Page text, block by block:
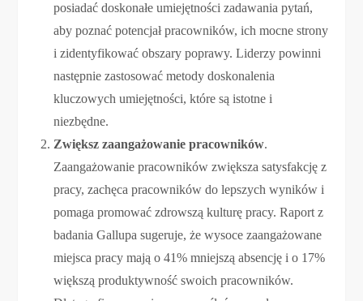
posiadać doskonałe umiejętności zadawania pytań,
aby poznać potencjał pracowników, ich mocne strony
i zidentyfikować obszary poprawy. Liderzy powinni
następnie zastosować metody doskonalenia
kluczowych umiejętności, które są istotne i
niezbędne.
Zwiększ zaangażowanie pracowników.
Zaangażowanie pracowników zwiększa satysfakcję z
pracy, zachęca pracowników do lepszych wyników i
pomaga promować zdrowszą kulturę pracy. Raport z
badania Gallupa sugeruje, że wysoce zaangażowane
miejsca pracy mają o 41% mniejszą absencję i o 17%
większą produktywność swoich pracowników.